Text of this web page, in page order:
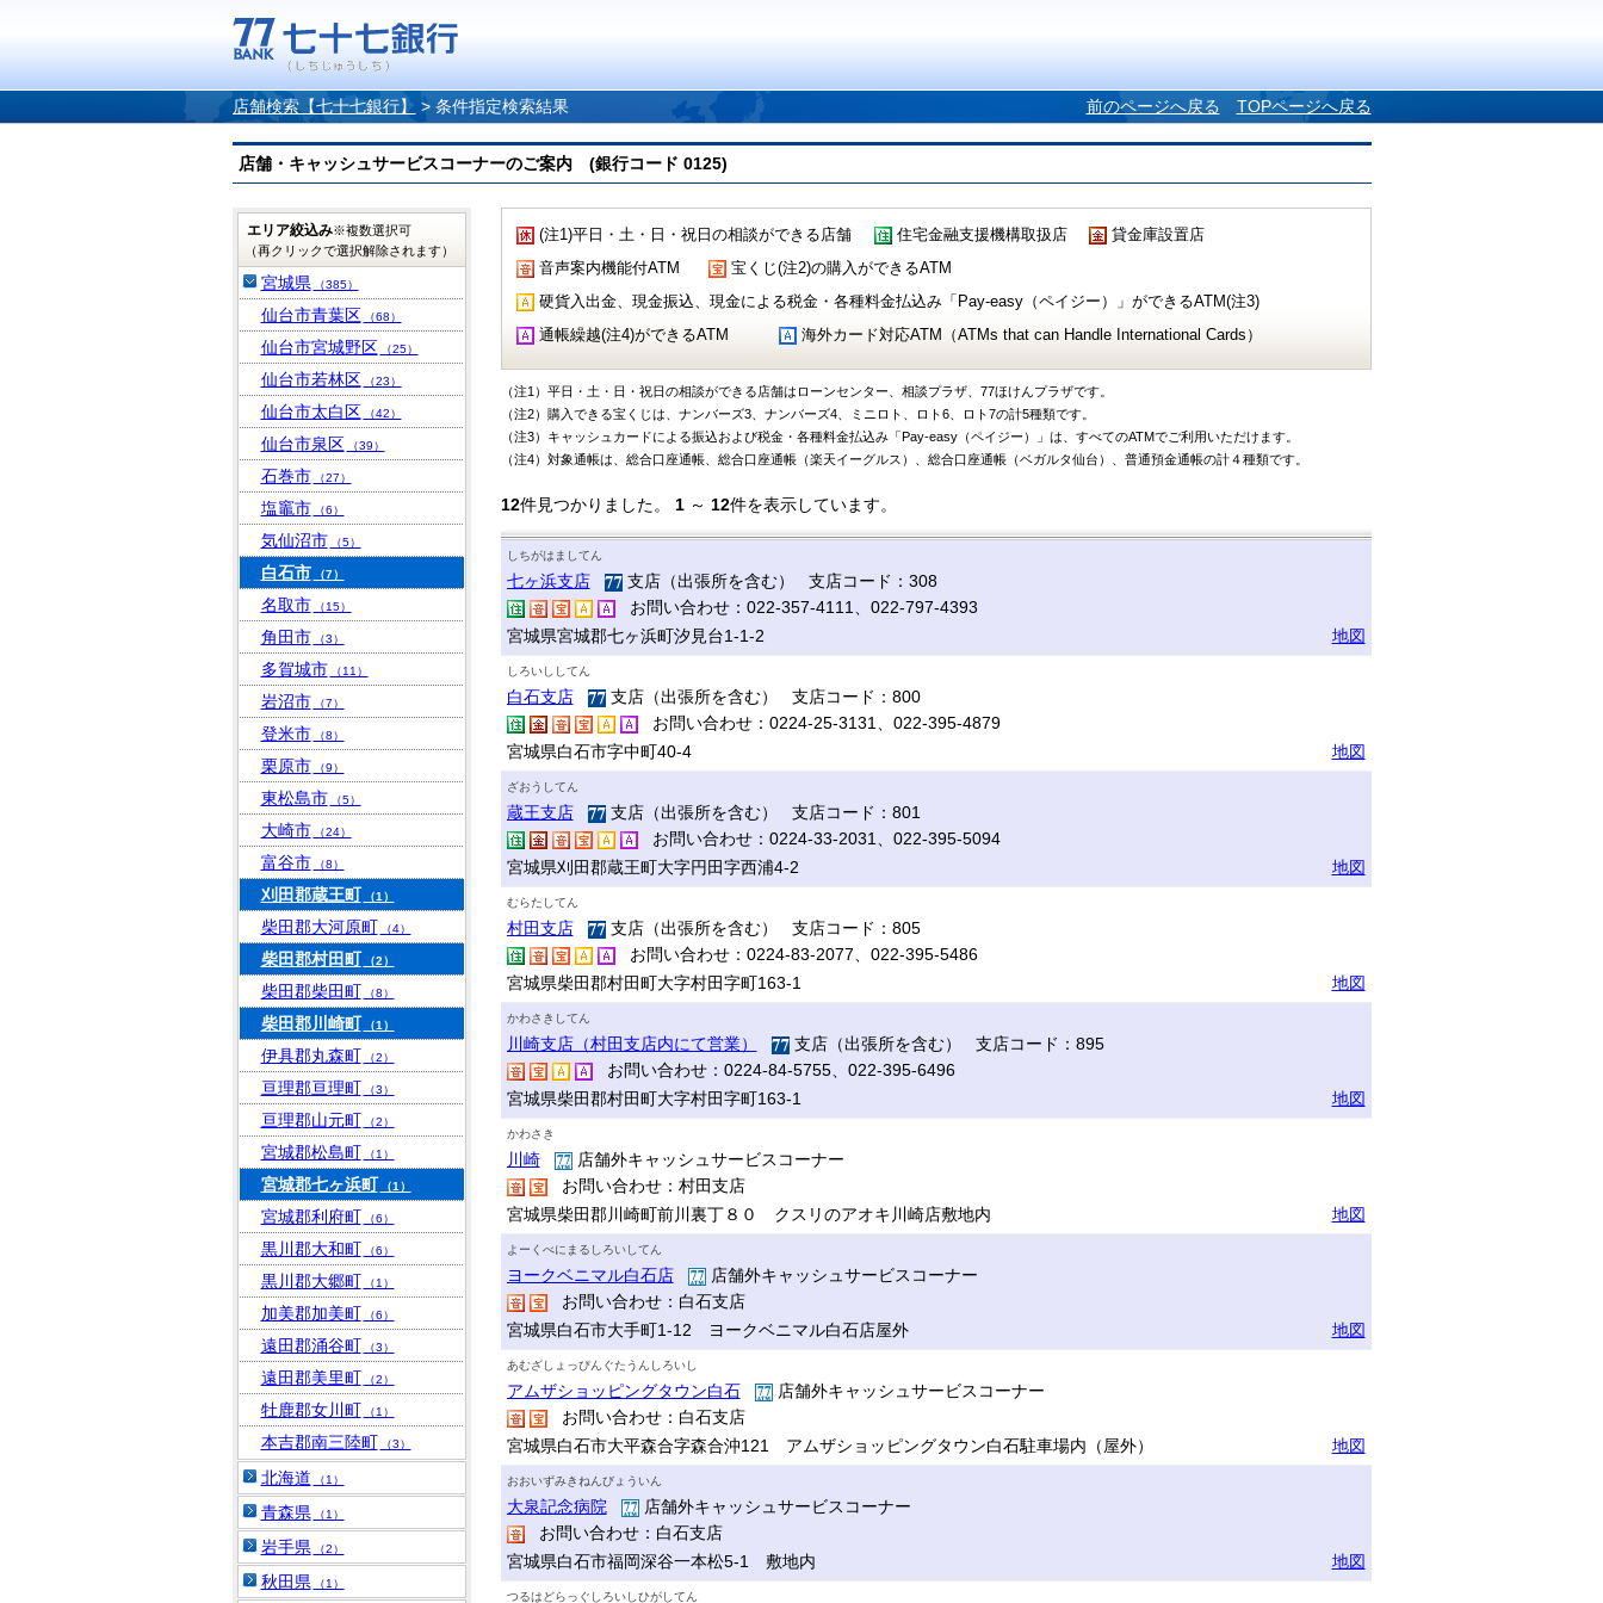
店舗検索【七十七銀行】 > 条件指定検索結果 前のページへ戻る TOPページへ戻る
店舗・キャッシュサービスコーナーのご案内 (銀行コード 0125)
(注1)平日・土・日・祝日の相談ができる店舗 住宅金融支援機構取扱店
貸金庫設置店
音声案内機能付ATM
宝くじ(注2)の購入ができるATM
硬貨入出金、現金振込、現金による税金・各種料金払込み「Pay-easy（ペイジー）」ができるATM(注3)
通帳繰越(注4)ができるATM
海外カード対応ATM（ATMs that can Handle International Cards）
（注1）平日・土・日・祝日の相談ができる店舗はローンセンター、相談プラザ、77ほけんプラザです。
（注2）購入できる宝くじは、ナンバーズ3、ナンバーズ4、ミニロト、ロト6、ロト7の計5種類です。
（注3）キャッシュカードによる振込および税金・各種料金払込み「Pay-easy（ペイジー）」は、すべてのATMでご利用いただけます。
（注4）対象通帳は、総合口座通帳、総合口座通帳（楽天イーグルス）、総合口座通帳（ベガルタ仙台）、普通預金通帳の計４種類です。
12件見つかりました。 1～ 12件を表示しています。
しちがはましてん
七ヶ浜支店
支店（出張所を含む） 支店コード：308
お問い合わせ：022-357-4111、022-797-4393
宮城県宮城郡七ヶ浜町汐見台1-1-2
地図
しろいししてん
白石支店
支店（出張所を含む） 支店コード：800
お問い合わせ：0224-25-3131、022-395-4879
宮城県白石市字中町40-4
地図
ざおうしてん
蔵王支店
支店（出張所を含む） 支店コード：801
お問い合わせ：0224-33-2031、022-395-5094
宮城県刈田郡蔵王町大字円田字西浦4-2
地図
むらたしてん
村田支店
支店（出張所を含む） 支店コード：805
お問い合わせ：0224-83-2077、022-395-5486
宮城県柴田郡村田町大字村田字町163-1
地図
かわさきしてん
川崎支店（村田支店内にて営業）
支店（出張所を含む） 支店コード：895
お問い合わせ：0224-84-5755、022-395-6496
宮城県柴田郡村田町大字村田字町163-1
地図
かわさき
川崎
店舗外キャッシュサービスコーナー
お問い合わせ：村田支店
宮城県柴田郡川崎町前川裏丁８０ クスリのアオキ川崎店敷地内
地図
よーくべにまるしろいしてん
ヨークベニマル白石店
店舗外キャッシュサービスコーナー
お問い合わせ：白石支店
宮城県白石市大手町1-12 ヨークベニマル白石店屋外
地図
あむざしょっぴんぐたうんしろいし
アムザショッピングタウン白石
店舗外キャッシュサービスコーナー
お問い合わせ：白石支店
宮城県白石市大平森合字森合沖121 アムザショッピングタウン白石駐車場内（屋外）
地図
おおいずみきねんびょういん
大泉記念病院
店舗外キャッシュサービスコーナー
お問い合わせ：白石支店
宮城県白石市福岡深谷一本松5-1 敷地内
地図
つるはどらっぐしろいしひがしてん
エリア絞込み※複数選択可
（再クリックで選択解除されます）
宮城県 （385）
仙台市青葉区 （68）
仙台市宮城野区 （25）
仙台市若林区 （23）
仙台市太白区 （42）
仙台市泉区 （39）
石巻市 （27）
塩竈市 （6）
気仙沼市 （5）
白石市 （7）
名取市 （15）
角田市 （3）
多賀城市 （11）
岩沼市 （7）
登米市 （8）
栗原市 （9）
東松島市 （5）
大崎市 （24）
富谷市 （8）
刈田郡蔵王町 （1）
柴田郡大河原町 （4）
柴田郡村田町 （2）
柴田郡柴田町 （8）
柴田郡川崎町 （1）
伊具郡丸森町 （2）
亘理郡亘理町 （3）
亘理郡山元町 （2）
宮城郡松島町 （1）
宮城郡七ヶ浜町 （1）
宮城郡利府町 （6）
黒川郡大和町 （6）
黒川郡大郷町 （1）
加美郡加美町 （6）
遠田郡涌谷町 （3）
遠田郡美里町 （2）
牡鹿郡女川町 （1）
本吉郡南三陸町 （3）
北海道 （1）
青森県 （1）
岩手県 （2）
秋田県 （1）